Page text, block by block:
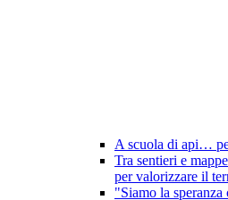
A scuola di api…
Tra sentieri e
per valorizzare il
"Siamo la speranza